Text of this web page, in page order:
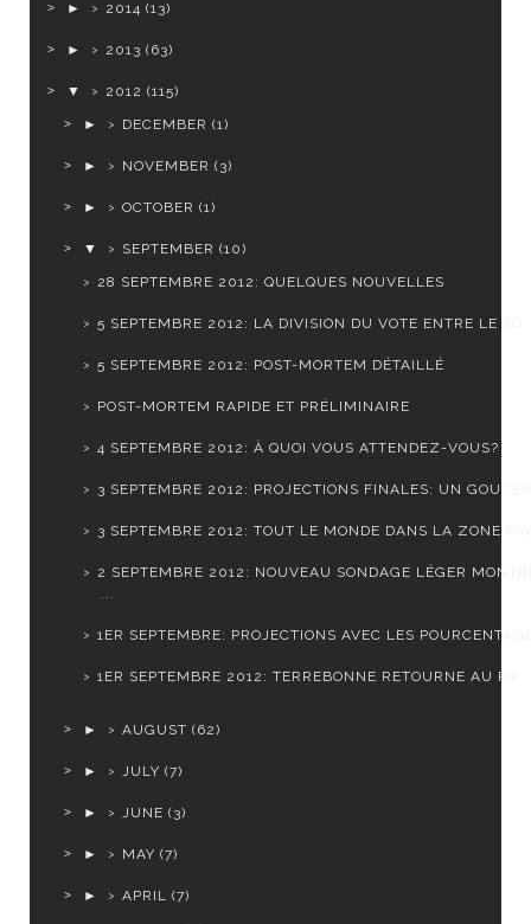
► 2014 (13)
► 2013 (63)
▼ 2012 (115)
►
DECEMBER (1)
► NOVEMBER (3)
► OCTOBER (1)
▼ SEPTEMBER (10)
28 SEPTEMBRE 2012: QUELQUES NOUVELLES
5 SEPTEMBRE 2012: LA DIVISION DU VOTE ENTRE LE PQ
5 SEPTEMBRE 2012: POST-MORTEM DÉTAILLÉ
POST-MORTEM RAPIDE ET PRÉLIMINAIRE
4 SEPTEMBRE 2012: À QUOI VOUS ATTENDEZ-VOUS?
3 SEPTEMBRE 2012: PROJECTIONS FINALES: UN
3 SEPTEMBRE 2012: TOUT LE MONDE DANS LA ZONE
2 SEPTEMBRE 2012: NOUVEAU SONDAGE LÉGER
...
1ER SEPTEMBRE: PROJECTIONS AVEC LES
1ER SEPTEMBRE 2012: TERREBONNE RETOURNE AU PQ
► AUGUST (62)
► JULY (7)
► JUNE (3)
► MAY (7)
► APRIL (7)